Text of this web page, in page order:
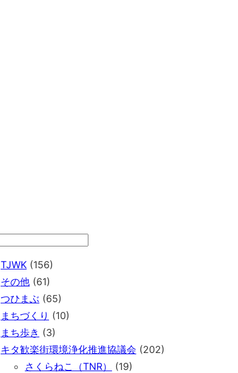
TJWK (156)
その他 (61)
つひまぶ (65)
まちづくり (10)
まち歩き (3)
キタ歓楽街環境浄化推進協議会 (202)
さくらねこ（TNR）
(19)